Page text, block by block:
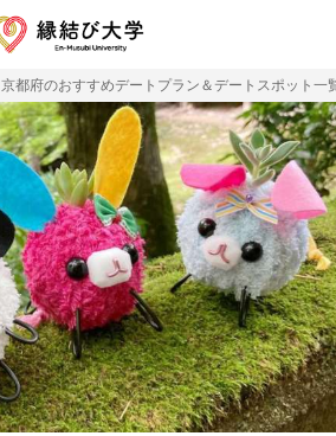
京都府のおすすめデートプラン＆デートスポット一